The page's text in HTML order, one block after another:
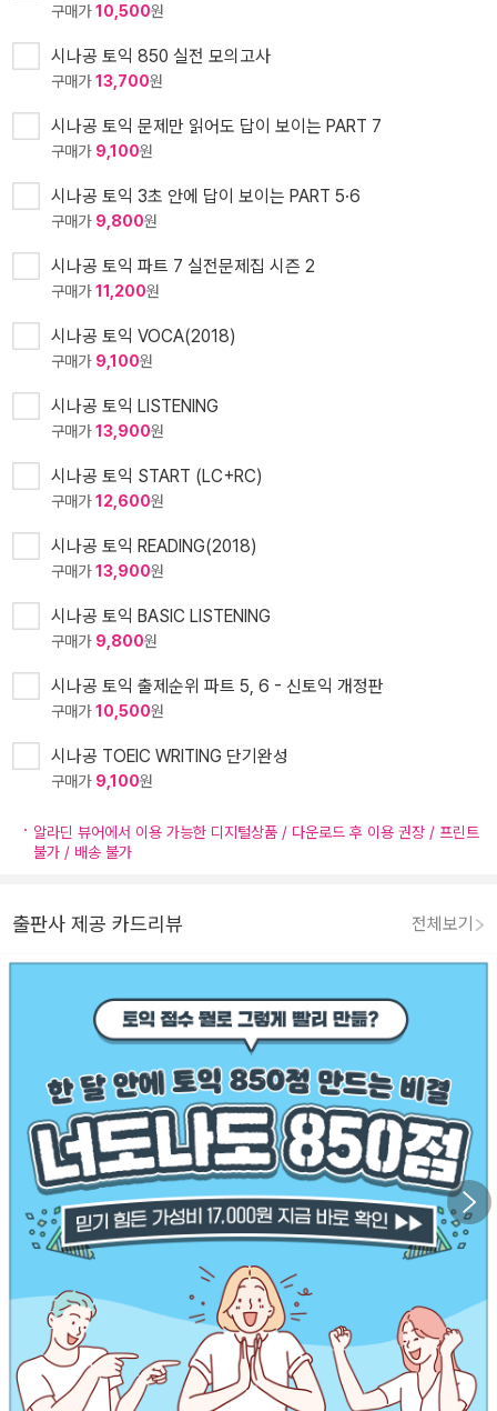
구매가10,500원
시나공 토익 850 실전 모의고사
구매가13,700원
시나공 토익 문제만 읽어도 답이 보이는 PART 7
구매가 9,100원
시나공 토익 3초 안에 답이 보이는 PART 5·6
구매가 9,800원
시나공 토익 파트 7 실전문제집 시즌 2
구매가11,200원
시나공 토익 VOCA(2018)
구매가 9,100원
시나공 토익 LISTENING
구매가13,900원
시나공 토익 START (LC+RC)
구매가12,600원
시나공 토익 READING(2018)
구매가13,900원
시나공 토익 BASIC LISTENING
구매가 9,800원
시나공 토익 출제순위 파트 5, 6 - 신토익 개정판
구매가10,500원
시나공 TOEIC WRITING 단기완성
구매가 9,100원
알라딘 뷰어에서 이용 가능한 디지털상품 / 다운로드 후 이용 권장 / 프린트
불가 / 배송 불가
출판사 제공 카드리뷰 전체보기